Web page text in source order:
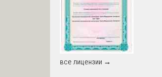
все лицензии →